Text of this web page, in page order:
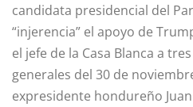
candidata presidencial del
“injerencia” el apoyo de
el jefe de la Casa Blanca a
generales del 30 de
expresidente hondureño